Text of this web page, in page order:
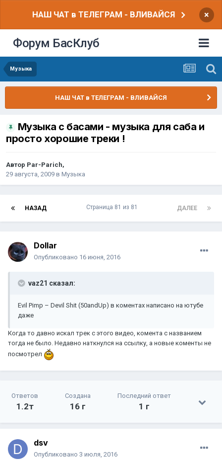
НАШ ЧАТ в ТЕЛЕГРАМ - ВЛИВАЙСЯ ×
Форум БасКлуб
Музыка
НАШ ЧАТ в ТЕЛЕГРАМ - ВЛИВАЙСЯ
Музыка с басами - музыка для саба и
просто хорошие треки !
Автор Par-Parich,
29 августа, 2009 в Музыка
НАЗАД ДАЛЕЕ
Страница 81 из 81
Dollar
Опубликовано 16 июня, 2016
vaz21 сказал:
Evil Pimp – Devil Shit (50andUp) в коментах написано на ютубе
даже
Когда то давно искал трек с этого видео, комента с названием
тогда не было. Недавно наткнулся на ссылку, а новые коменты не
посмотрел
Ответов
1.2т
Создана
16 г
Последний ответ
1 г
dsv
Опубликовано 3 июля, 2016